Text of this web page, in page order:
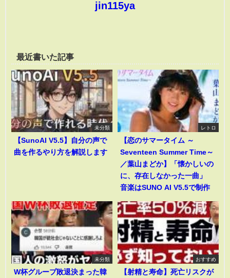
jin115ya
最近書いた記事
未分類
【SunoAI V5.5】自分の声で
曲を作るやり方を解説します
レトロ
【恋のサマータイム ～
Seventeen Summer Time～
／葉山まどか】「懐かしいの
に、存在しなかった一曲」
音楽はSUNO AI V5.5で制作
未分類
W杯グループ敗退決まった韓
おすすめ
【射精と寿命】死亡リスクが